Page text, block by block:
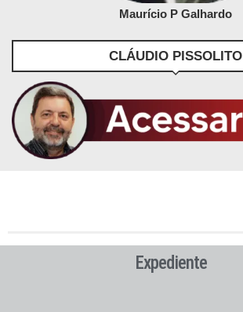
Maurício P Galhardo
CLÁUDIO PISSOLITO
Expediente